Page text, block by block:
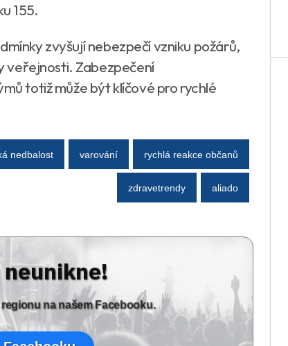
155.
zvyšují nebezpečí vzniku požárů,
veřejnosti. Zabezpečení
totiž může být klíčové pro rychlé
nedbalost varování rychlá reakce občanů
zdravetrendy aliado
na našem Facebooku.